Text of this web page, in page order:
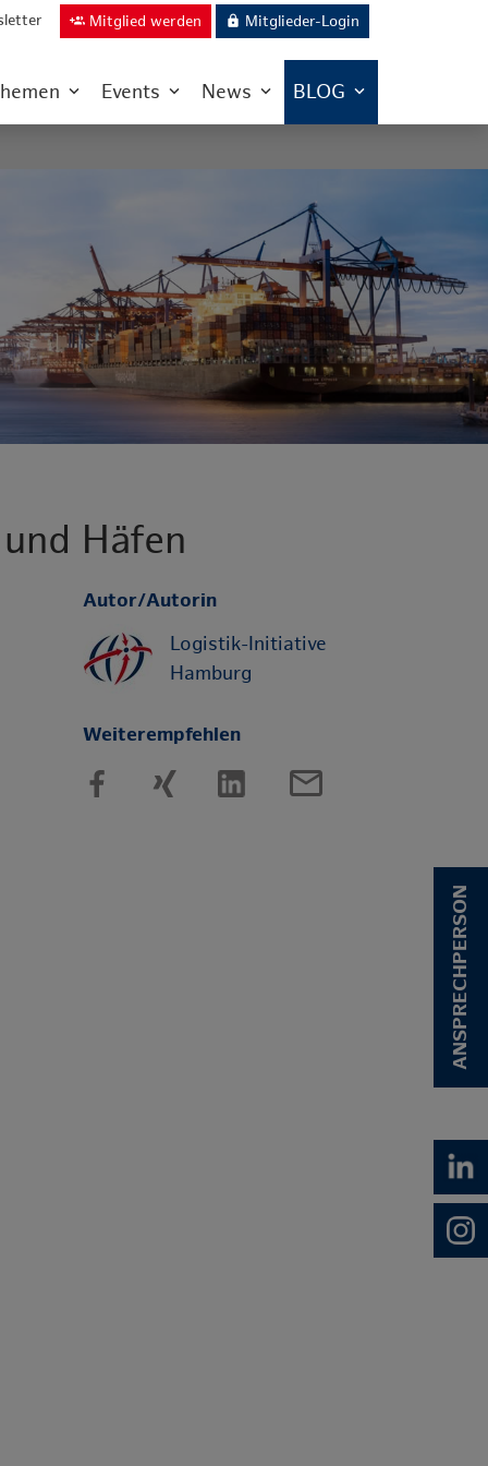
group_add Mitglied werden lock Mitglieder-Login
Events News BLOG
ANSPRECHPERSON
Häfen
Autor/Autorin
Logistik-Initiative
Hamburg
Weiterempfehlen
mail_outline